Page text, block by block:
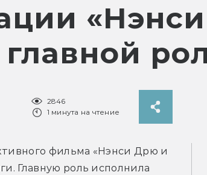
2846
1 минута на чтение
фильма «Нэнси Дрю и
Главную роль исполнила